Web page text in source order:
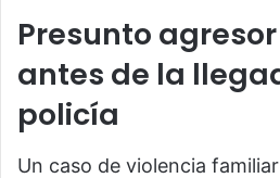
Presunto
antes de la
policía
Un caso de violencia